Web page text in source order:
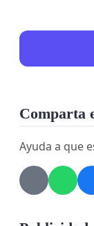
24mayo de
de la
prevención,
supuestas
 En Rock Por
contra de
Comparta
Ayuda a que